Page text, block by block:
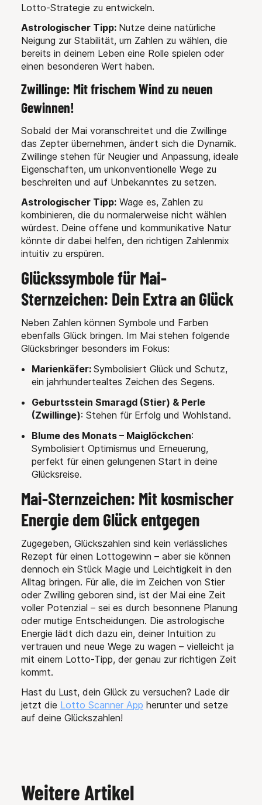
Lotto-Strategie zu entwickeln.
Astrologischer Tipp: Nutze deine natürliche
Neigung zur Stabilität, um Zahlen zu wählen, die
bereits in deinem Leben eine Rolle spielen oder
einen besonderen Wert haben.
Zwillinge: Mit frischem Wind zu neuen
Gewinnen!
Sobald der Mai voranschreitet und die Zwillinge
das Zepter übernehmen, ändert sich die Dynamik.
Zwillinge stehen für Neugier und Anpassung, ideale
Eigenschaften, um unkonventionelle Wege zu
beschreiten und auf Unbekanntes zu setzen.
Astrologischer Tipp: Wage es, Zahlen zu
kombinieren, die du normalerweise nicht wählen
würdest. Deine offene und kommunikative Natur
könnte dir dabei helfen, den richtigen Zahlenmix
intuitiv zu erspüren.
Glückssymbole für Mai-
Sternzeichen: Dein Extra an Glück
Neben Zahlen können Symbole und Farben
ebenfalls Glück bringen. Im Mai stehen folgende
Glücksbringer besonders im Fokus:
Marienkäfer: Symbolisiert Glück und Schutz,
ein jahrhundertealtes Zeichen des Segens.
Geburtsstein Smaragd (Stier) & Perle
(Zwillinge): Stehen für Erfolg und Wohlstand.
Blume des Monats – Maiglöckchen:
Symbolisiert Optimismus und Erneuerung,
perfekt für einen gelungenen Start in deine
Glücksreise.
Mai-Sternzeichen: Mit kosmischer
Energie dem Glück entgegen
Zugegeben, Glückszahlen sind kein verlässliches
Rezept für einen Lottogewinn – aber sie können
dennoch ein Stück Magie und Leichtigkeit in den
Alltag bringen. Für alle, die im Zeichen von Stier
oder Zwilling geboren sind, ist der Mai eine Zeit
voller Potenzial – sei es durch besonnene Planung
oder mutige Entscheidungen. Die astrologische
Energie lädt dich dazu ein, deiner Intuition zu
vertrauen und neue Wege zu wagen – vielleicht ja
mit einem Lotto-Tipp, der genau zur richtigen Zeit
kommt.
Hast du Lust, dein Glück zu versuchen? Lade dir
jetzt die Lotto Scanner App herunter und setze
auf deine Glückszahlen!
Weitere Artikel